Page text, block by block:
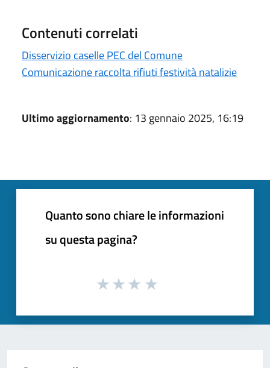
Contenuti correlati
Disservizio caselle PEC del Comune
Comunicazione raccolta rifiuti festività natalizie
Ultimo aggiornamento: 13 gennaio 2025, 16:19
Quanto sono chiare le informazioni
su questa pagina?